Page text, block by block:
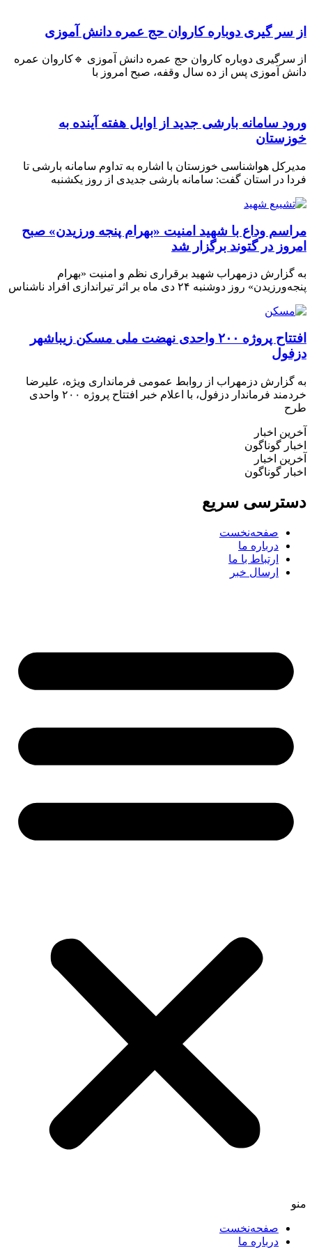
گیری دوباره کاروان حج عمره دانش آموزی
دوباره کاروان حج عمره دانش آموزی 🔹کاروان عمره
آموزی پس از ده سال وقفه، صبح امروز با
سامانه بارشی جدید از اوایل هفته آینده به
هواشناسی خوزستان با اشاره به تداوم سامانه بارشی تا
در استان گفت: سامانه بارشی جدیدی از روز یکشنبه
وداع با شهید امنیت «بهرام پنجه ورزیدن» صبح
در گتوند برگزار شد
دزمهراب شهید برقراری نظم و امنیت «بهرام
روز دوشنبه ۲۴ دی ماه بر اثر تیراندازی افراد ناشناس
افتتاح پروژه ۲۰۰ واحدی نهضت ملی مسکن زیباشهر
دزمهراب از روابط عمومی فرمانداری ویژه، علیرضا
خردمند فرماندار دزفول، با اعلام خبر افتتاح پروژه ۲۰۰ واحدی
اخبار
گوناگون
اخبار
گوناگون
سریع
صفحه‌نخست
درباره ما
ارتباط با ما
ارسال خبر
صفحه‌نخست
درباره ما